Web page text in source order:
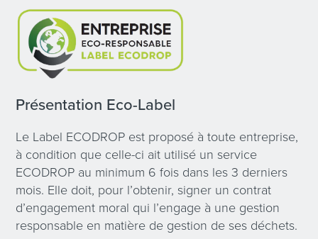
Présentation Eco-Label
Le Label ECODROP est proposé à toute entreprise,
à condition que celle-ci ait utilisé un service
ECODROP au minimum 6 fois dans les 3 derniers
mois. Elle doit, pour l’obtenir, signer un contrat
d’engagement moral qui l’engage à une gestion
responsable en matière de gestion de ses déchets.